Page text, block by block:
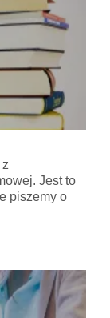
Jest to
piszemy o